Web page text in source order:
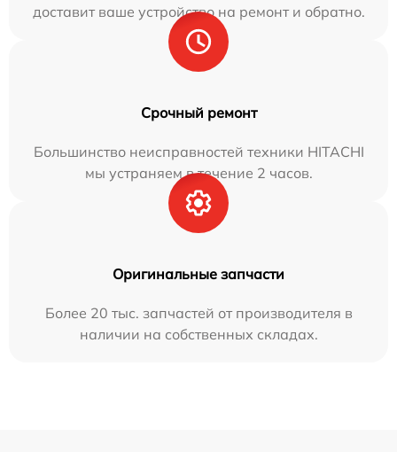
доставит ваше устройство на ремонт и обратно.
Срочный ремонт
Большинство неисправностей техники HITACHI
мы устраняем в течение 2 часов.
Оригинальные запчасти
Более 20 тыс. запчастей от производителя в
наличии на собственных складах.